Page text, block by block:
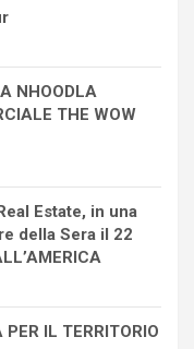
NHOODLA
THE WOW
Estate, in una
della Sera il 22
IL TERRITORIO